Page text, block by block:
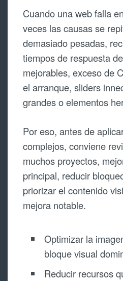
Cuando una web falla
veces las causas se
demasiado pesadas,
tiempos de respuesta
mejorables, exceso de
el arranque, sliders
grandes o elementos
Por eso, antes de
complejos, conviene
muchos proyectos,
principal, reducir
priorizar el contenido
mejora notable.
Optimizar la
bloque visual
Reducir recursos